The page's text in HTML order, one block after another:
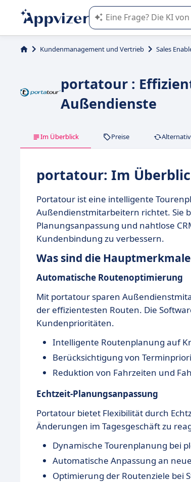
Die KI von Appvizer führt
Kundenmanagement und Vertrieb Sales
portatour :
Außendienste
Im Überblick Preise
portatour: Im
Portatour ist eine intelligente
Außendienstmitarbeitern richtet. Sie
Planungsanpassung und nahtlose
Kundenbindung zu verbessern.
Was sind die
Automatische Routenoptimierung
Mit portatour sparen
der effizientesten Routen. Die
Kundenprioritäten.
Intelligente Routenplanung auf
Berücksichtigung von
Reduktion von Fahrzeiten und
Echtzeit-Planungsanpassung
Portatour bietet Flexibilität durch
Änderungen im Tagesgeschäft zu
Dynamische Tourenplanung bei
Automatische Anpassung an
Optimierung der Routenziele bei